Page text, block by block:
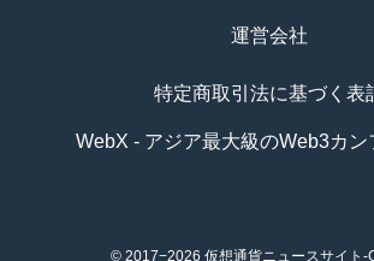
運営会社
特定商取引法に基づく表
WebX - アジア最大級のWeb3カン
© 2017−2026 仮想通貨ニュースサイト-